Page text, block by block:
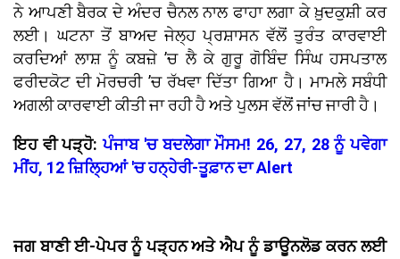
ਨੇ ਆਪਣੀ ਬੈਰਕ ਦੇ ਅੰਦਰ ਚੈਨਲ ਨਾਲ ਫਾਹਾ ਲਗਾ ਕੇ ਖ਼ੁਦਕੁਸ਼ੀ ਕਰ
ਲਈ। ਘਟਨਾ ਤੋਂ ਬਾਅਦ ਜੇਲ੍ਹ ਪ੍ਰਸ਼ਾਸਨ ਵੱਲੋਂ ਤੁਰੰਤ ਕਾਰਵਾਈ
ਕਰਦਿਆਂ ਲਾਸ਼ ਨੂੰ ਕਬਜ਼ੇ ’ਚ ਲੈ ਕੇ ਗੁਰੂ ਗੋਬਿੰਦ ਸਿੰਘ ਹਸਪਤਾਲ
ਫਰੀਦਕੋਟ ਦੀ ਮੋਰਚਰੀ ’ਚ ਰੱਖਵਾ ਦਿੱਤਾ ਗਿਆ ਹੈ। ਮਾਮਲੇ ਸਬੰਧੀ
ਅਗਲੀ ਕਾਰਵਾਈ ਕੀਤੀ ਜਾ ਰਹੀ ਹੈ ਅਤੇ ਪੁਲਸ ਵੱਲੋਂ ਜਾਂਚ ਜਾਰੀ ਹੈ।
ਇਹ ਵੀ ਪੜ੍ਹੋ:ਪੰਜਾਬ 'ਚ ਬਦਲੇਗਾ ਮੌਸਮ! 26, 27, 28 ਨੂੰ ਪਵੇਗਾ
ਮੀਂਹ, 12 ਜ਼ਿਲ੍ਹਿਆਂ 'ਚ ਹਨ੍ਹੇਰੀ-ਤੂਫ਼ਾਨ ਦਾ Alert
ਜਗ ਬਾਣੀ ਈ-ਪੇਪਰ ਨੂੰ ਪੜ੍ਹਨ ਅਤੇ ਐਪ ਨੂੰ ਡਾਊਨਲੋਡ ਕਰਨ ਲਈ